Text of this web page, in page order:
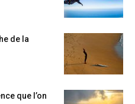
de la
que l’on